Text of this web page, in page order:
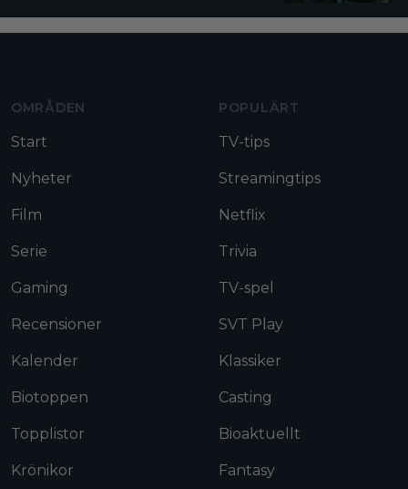
OMRÅDEN
Start
Nyheter
Film
Serie
Gaming
Recensioner
Kalender
Biotoppen
Topplistor
Krönikor
POPULÄRT
TV-tips
Streamingtips
Netflix
Trivia
TV-spel
SVT Play
Klassiker
Casting
Bioaktuellt
Fantasy